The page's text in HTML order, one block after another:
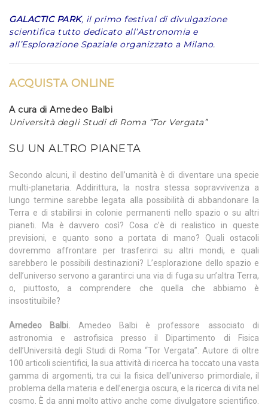
GALACTIC PARK, il primo festival di divulgazione
scientifica tutto dedicato all’Astronomia e
all’Esplorazione Spaziale organizzato a Milano.
ACQUISTA ONLINE
A cura di Amedeo Balbi
Università degli Studi di Roma “Tor Vergata”
SU UN ALTRO PIANETA
Secondo alcuni, il destino dell’umanità è di diventare una specie
multi-planetaria. Addirittura, la nostra stessa sopravvivenza a
lungo termine sarebbe legata alla possibilità di abbandonare la
Terra e di stabilirsi in colonie permanenti nello spazio o su altri
pianeti. Ma è davvero così? Cosa c’è di realistico in queste
previsioni, e quanto sono a portata di mano? Quali ostacoli
dovremmo affrontare per trasferirci su altri mondi, e quali
sarebbero le possibili destinazioni? L’esplorazione dello spazio e
dell’universo servono a garantirci una via di fuga su un’altra Terra,
o, piuttosto, a comprendere che quella che abbiamo è
insostituibile?
Amedeo Balbi. Amedeo Balbi è professore associato di
astronomia e astrofisica presso il Dipartimento di Fisica
dell’Università degli Studi di Roma “Tor Vergata”. Autore di oltre
100 articoli scientifici, la sua attività di ricerca ha toccato una vasta
gamma di argomenti, tra cui la fisica dell’universo primordiale, il
problema della materia e dell’energia oscura, e la ricerca di vita nel
cosmo. È da anni molto attivo anche come divulgatore scientifico.